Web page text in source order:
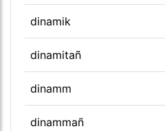
dinamik
dinamitañ
dinamm
dinammañ